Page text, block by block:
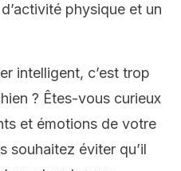
physique et un
intelligent, c’est trop
? Êtes-vous curieux
et émotions de votre
souhaitez éviter qu’il